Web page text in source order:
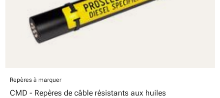
Repères à marquer
CMD - Repères de câble résistants aux huiles